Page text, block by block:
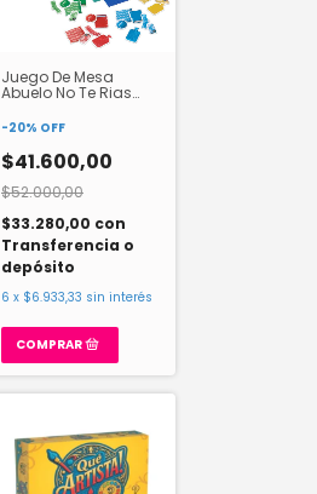
Juego De Mesa
Abuelo No Te Rias
-20% OFF
$41.600,00
$52.000,00
$33.280,00 con
Transferencia o
depósito
6 x $6.933,33 sin interés